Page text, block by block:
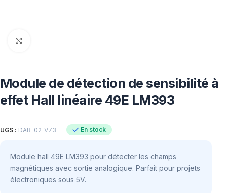
Module de détection de sensibilité à
effet Hall linéaire 49E LM393
UGS : DAR-02-V73 En stock
Module hall 49E LM393 pour détecter les champs
magnétiques avec sortie analogique. Parfait pour projets
électroniques sous 5V.